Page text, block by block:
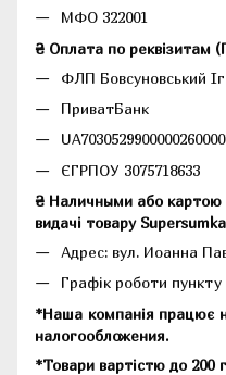
МФО 322001
₴ Оплата по реквізитам
ФЛП Бовсуновський
ПриватБанк
ЄГРПОУ 3075718633
₴ Наличными або картою
видачі товару Supersumka
Адрес: вул. Иоанна
Графік роботи пункту
*Наша компанія працює
налогообложения.
*Товари вартістю до 200